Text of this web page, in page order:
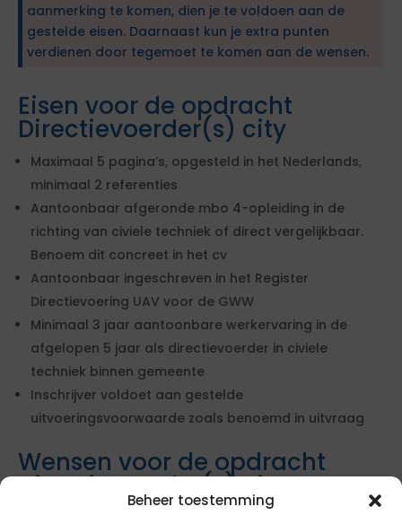
Beheer toestemming
aanmerking te komen, dien je te voldoen aan de
gestelde eisen. Daarnaast kun je extra punten
verdienen door tegemoet te komen aan de wensen.
Eisen voor de opdracht
Directievoerder(s) city
Maximaal 5 pagina’s, opgesteld in het Nederlands,
minimaal 2 referenties
Aantoonbaar afgeronde mbo 4-opleiding in de
richting van civiele techniek of direct vergelijkbaar.
Benoem dit concreet in het cv
Aantoonbaar ingeschreven in het Register
Directievoering UAV voor de GWW
Minimaal 3 jaar aantoonbare werkervaring in de
afgelopen 5 jaar als directievoerder in civiele
techniek binnen gemeente
Inschrijver voldoet aan gestelde
uitvoeringsvoorwaarde zoals benoemd in uitvraag
Wensen voor de opdracht
Directievoerder(s) city